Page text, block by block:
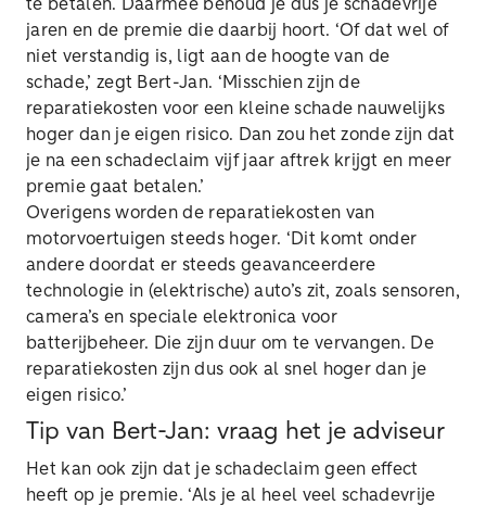
te betalen. Daarmee behoud je dus je schadevrije
jaren en de premie die daarbij hoort. ‘Of dat wel of
niet verstandig is, ligt aan de hoogte van de
schade,’ zegt Bert-Jan. ‘Misschien zijn de
reparatiekosten voor een kleine schade nauwelijks
hoger dan je eigen risico. Dan zou het zonde zijn dat
je na een schadeclaim vijf jaar aftrek krijgt en meer
premie gaat betalen.’
Overigens worden de reparatiekosten van
motorvoertuigen steeds hoger. ‘Dit komt onder
andere doordat er steeds geavanceerdere
technologie in (elektrische) auto’s zit, zoals sensoren,
camera’s en speciale elektronica voor
batterijbeheer. Die zijn duur om te vervangen. De
reparatiekosten zijn dus ook al snel hoger dan je
eigen risico.’
Tip van Bert-Jan: vraag het je adviseur
Het kan ook zijn dat je schadeclaim geen effect
heeft op je premie. ‘Als je al heel veel schadevrije